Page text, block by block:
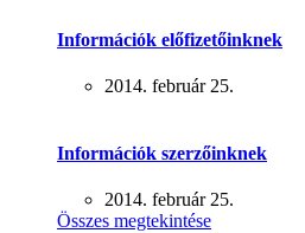
Információk előfizetőinknek
2014. február 25.
Információk szerzőinknek
2014. február 25.
Összes megtekintése